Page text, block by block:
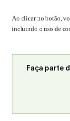
Ao clicar no botão,
incluindo o uso de
Faça parte